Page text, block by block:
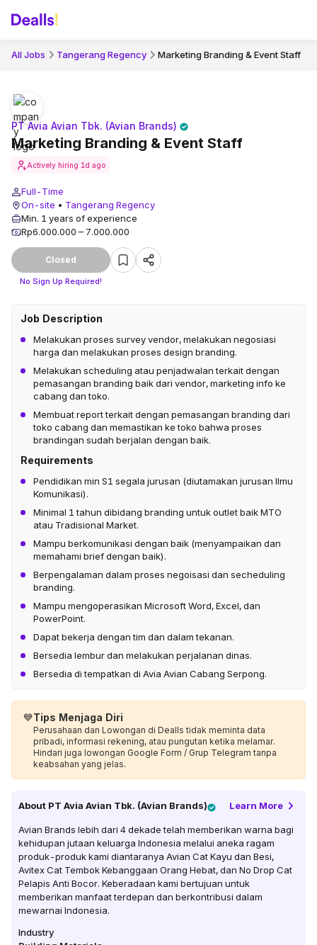
All Jobs Tangerang Regency Marketing Branding & Event Staff
Marketing Branding & Event Staff
PT Avia Avian Tbk. (Avian Brands)
Actively hiring 1d ago
Full-Time
On-site • Tangerang Regency
Min. 1 years of experience
Rp6.000.000 – 7.000.000
Closed
No Sign Up Required!
Job Description
Melakukan proses survey vendor, melakukan negosiasi
harga dan melakukan proses design branding.
Melakukan scheduling atau penjadwalan terkait dengan
pemasangan branding baik dari vendor, marketing info ke
cabang dan toko.
Membuat report terkait dengan pemasangan branding dari
toko cabang dan memastikan ke toko bahwa proses
brandingan sudah berjalan dengan baik.
Requirements
Pendidikan min S1 segala jurusan (diutamakan jurusan Ilmu
Komunikasi).
Minimal 1 tahun dibidang branding untuk outlet baik MTO
atau Tradisional Market.
Mampu berkomunikasi dengan baik (menyampaikan dan
memahami brief dengan baik).
Berpengalaman dalam proses negoisasi dan secheduling
branding.
Mampu mengoperasikan Microsoft Word, Excel, dan
PowerPoint.
Dapat bekerja dengan tim dan dalam tekanan.
Bersedia lembur dan melakukan perjalanan dinas.
Bersedia di tempatkan di Avia Avian Cabang Serpong.
💙Tips Menjaga Diri
Perusahaan dan Lowongan di Dealls tidak meminta data
pribadi, informasi rekening, atau pungutan ketika melamar.
Hindari juga lowongan Google Form / Grup Telegram tanpa
keabsahan yang jelas.
About PT Avia Avian Tbk. (Avian Brands) Learn More
Avian Brands lebih dari 4 dekade telah memberikan warna bagi
kehidupan jutaan keluarga Indonesia melalui aneka ragam
produk-produk kami diantaranya Avian Cat Kayu dan Besi,
Avitex Cat Tembok Kebanggaan Orang Hebat, dan No Drop Cat
Pelapis Anti Bocor. Keberadaan kami bertujuan untuk
memberikan manfaat terdepan dan berkontribusi dalam
mewarnai Indonesia.
Industry